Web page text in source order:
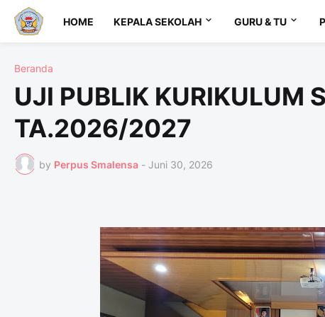
HOME KEPALA SEKOLAH GURU & TU
Beranda
UJI PUBLIK KURIKULUM
TA.2026/2027
by Perpus Smalensa - Juni 30, 2026